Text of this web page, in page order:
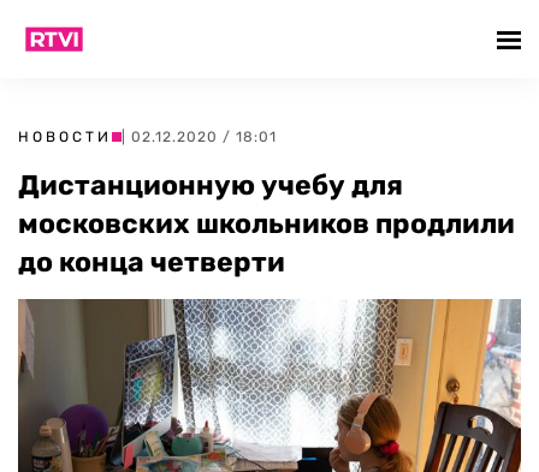
НОВОСТИ | 02.12.2020 / 18:01
Дистанционную учебу для
московских школьников продлили
до конца четверти